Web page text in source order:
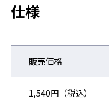
仕様
販売価格
1,540円（税込）